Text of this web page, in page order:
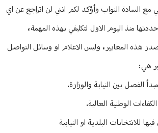
السادة النواب وأؤكد لكم انني لن اتراجع عن اي
منذ اليوم الاول لتكليفي بهذه المهمة،
هذه المعايير، وليس الاعلام او وسائل التواصل
هي:
الفصل بين النيابة والوزارة.
الوطنية العالية.
للانتخابات البلدية او النيابية